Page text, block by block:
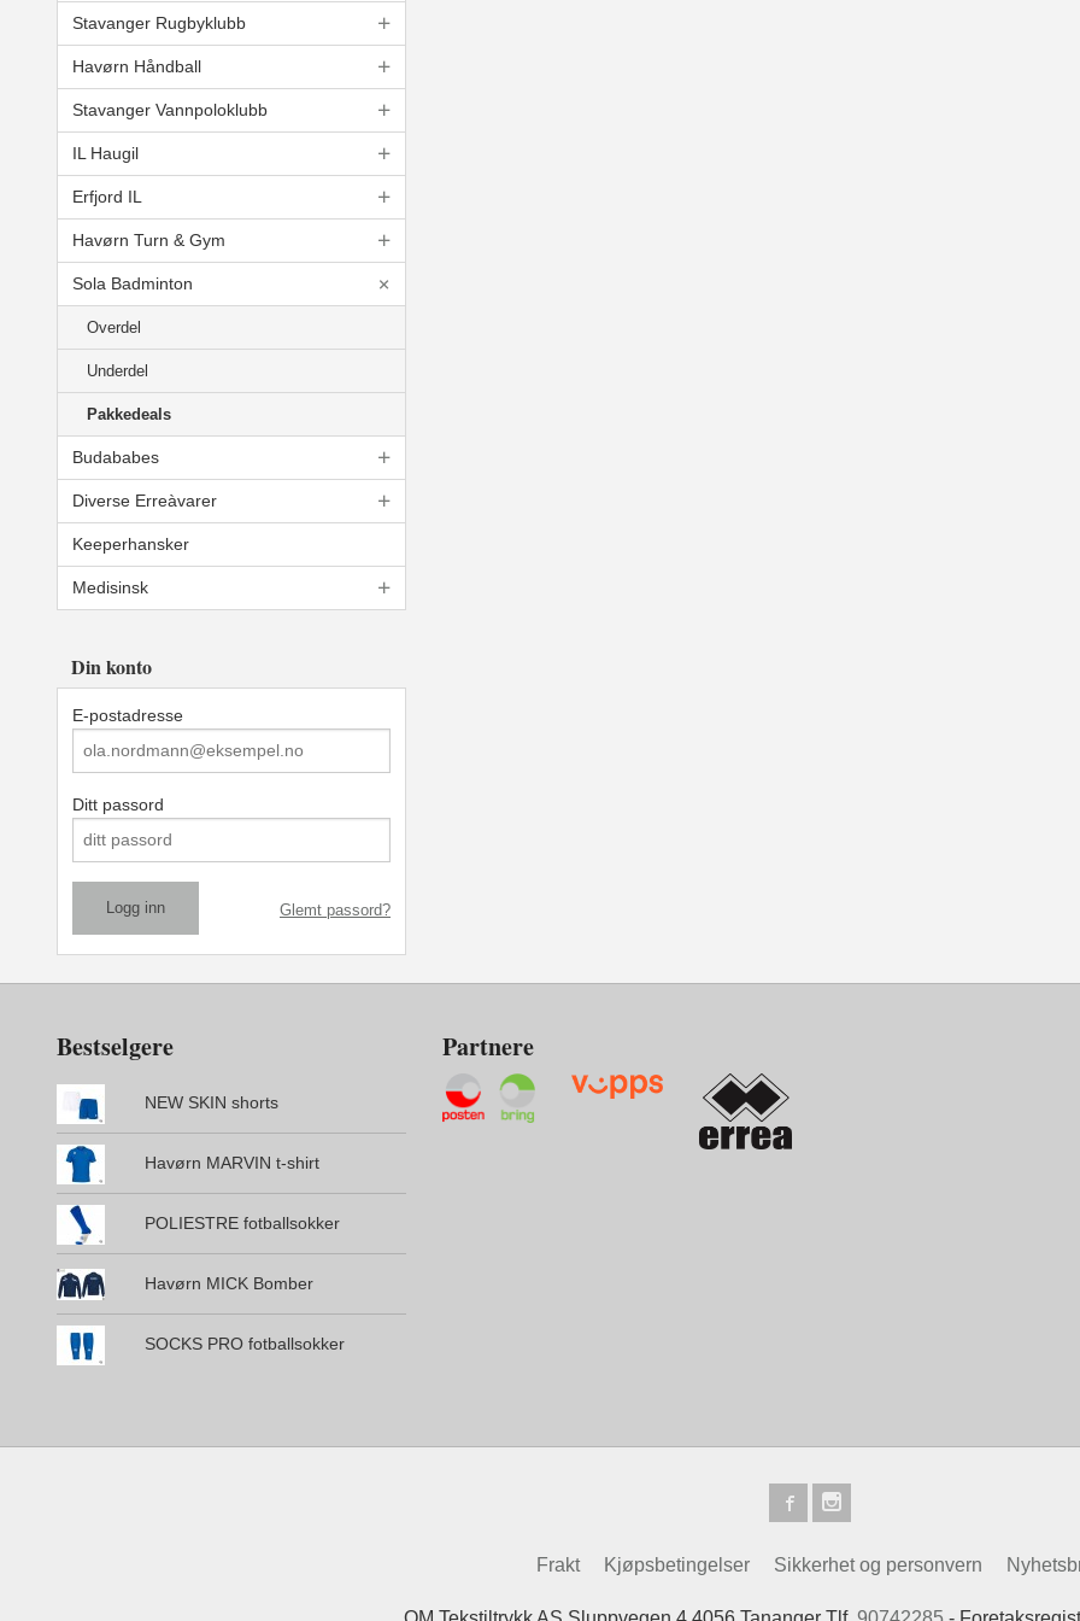
Stavanger Rugbyklubb
Havørn Håndball
Stavanger Vannpoloklubb
IL Haugil
Erfjord IL
Havørn Turn & Gym
Sola Badminton
Overdel
Underdel
Pakkedeals
Budababes
Diverse Erreàvarer
Keeperhansker
Medisinsk
Din konto
E-postadresse
Ditt passord
Glemt passord?
Bestselgere
NEW SKIN shorts
Havørn MARVIN t-shirt
POLIESTRE fotballsokker
Havørn MICK Bomber
SOCKS PRO fotballsokker
Partnere
Frakt Kjøpsbetingelser Sikkerhet og personvern